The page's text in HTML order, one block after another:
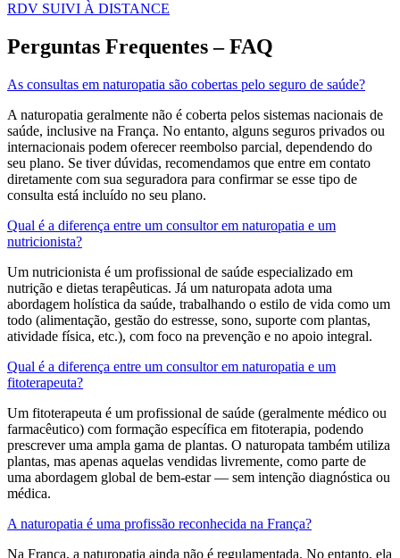
RDV SUIVI À DISTANCE
Perguntas Frequentes – FAQ
As consultas em naturopatia são cobertas pelo seguro de saúde?
A naturopatia geralmente não é coberta pelos sistemas nacionais de
saúde, inclusive na França. No entanto, alguns seguros privados ou
internacionais podem oferecer reembolso parcial, dependendo do
seu plano. Se tiver dúvidas, recomendamos que entre em contato
diretamente com sua seguradora para confirmar se esse tipo de
consulta está incluído no seu plano.
Qual é a diferença entre um consultor em naturopatia e um
nutricionista?
Um nutricionista é um profissional de saúde especializado em
nutrição e dietas terapêuticas. Já um naturopata adota uma
abordagem holística da saúde, trabalhando o estilo de vida como um
todo (alimentação, gestão do estresse, sono, suporte com plantas,
atividade física, etc.), com foco na prevenção e no apoio integral.
Qual é a diferença entre um consultor em naturopatia e um
fitoterapeuta?
Um fitoterapeuta é um profissional de saúde (geralmente médico ou
farmacêutico) com formação específica em fitoterapia, podendo
prescrever uma ampla gama de plantas. O naturopata também utiliza
plantas, mas apenas aquelas vendidas livremente, como parte de
uma abordagem global de bem-estar — sem intenção diagnóstica ou
médica.
A naturopatia é uma profissão reconhecida na França?
Na França, a naturopatia ainda não é regulamentada. No entanto, ela